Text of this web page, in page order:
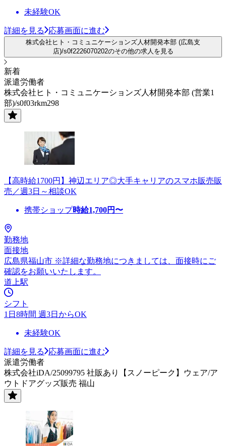
未経験OK
詳細を見る 応募画面に進む
株式会社ヒト・コミュニケーションズ人材開発本部 (広島支
店)/s0f2226070202のその他の求人を見る
新着
派遣労働者
株式会社ヒト・コミュニケーションズ人材開発本部 (営業1
部)/s0f03rkm298
【高時給1700円】神辺エリア◎大手キャリアのスマホ販売販
売／週3日～相談OK
携帯ショップ時給1,700円〜
勤務地
面接地
広島県福山市 ※詳細な勤務地につきましては、面接時にご
確認をお願いいたします。
道上駅
シフト
1日8時間 週3日からOK
未経験OK
詳細を見る
応募画面に進む
派遣労働者
株式会社iDA/25099795 社販あり【スノーピーク】ウェア/ア
ウトドアグッズ販売 福山